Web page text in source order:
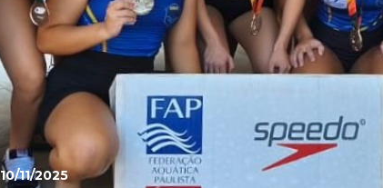
10/11/2025